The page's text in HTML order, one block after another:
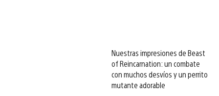
Nuestras impresiones de Beast
of Reincarnation: un combate
con muchos desvíos y un perrito
mutante adorable